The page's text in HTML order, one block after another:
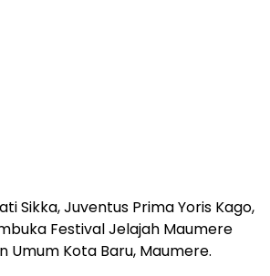
Sikka, Juventus Prima Yoris Kago,
Festival Jelajah Maumere
Umum Kota Baru, Maumere.